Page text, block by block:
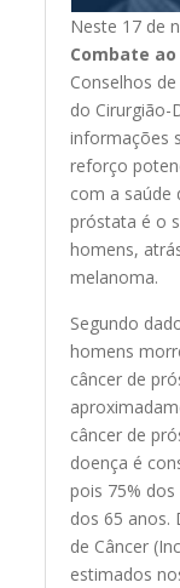
Neste 17 de
Combate
Conselhos
do Cirurgião-
informações
reforço
com a saúde
próstata é o
homens,
melanoma.
Segundo
homens
câncer de
câncer de
doença é
pois 75%
dos 65 anos.
de Câncer
estimados